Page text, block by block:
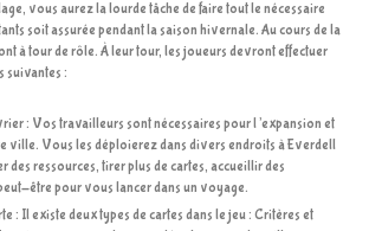
vous aurez la lourde tâche de faire tout le nécessaire
soit assurée pendant la saison hivernale. Au cours de la
à tour de rôle. À leur tour, les joueurs devront effectuer
suivantes :
: Vos travailleurs sont nécessaires pour l’expansion et
ville. Vous les déploierez dans divers endroits à Everdell
des ressources, tirer plus de cartes, accueillir des
être pour vous lancer dans un voyage.
: Il existe deux types de cartes dans le jeu : Critères et